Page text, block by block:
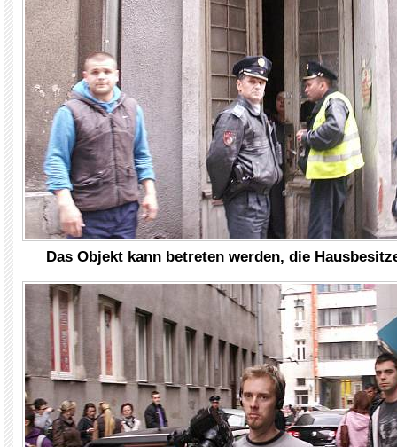
Das Objekt kann betreten werden, die